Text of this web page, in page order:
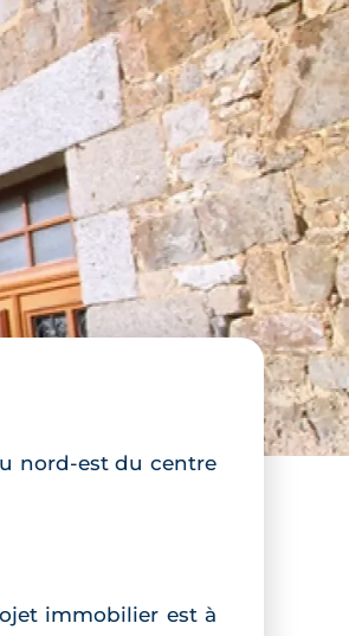
nord-est du centre
immobilier est à